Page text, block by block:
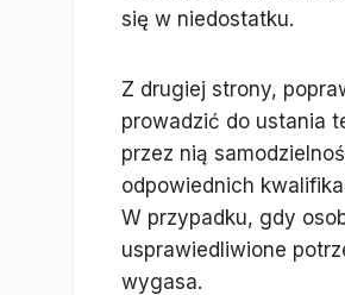
się w niedostatku.
Z drugiej strony,
prowadzić do ustania
przez nią
odpowiednich
W przypadku, gdy
usprawiedliwione
wygasa.